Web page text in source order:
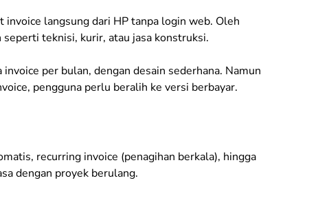
langsung dari HP tanpa login web. Oleh
teknisi, kurir, atau jasa konstruksi.
per bulan, dengan desain sederhana. Namun
pengguna perlu beralih ke versi berbayar.
recurring invoice (penagihan berkala), hingga
dengan proyek berulang.